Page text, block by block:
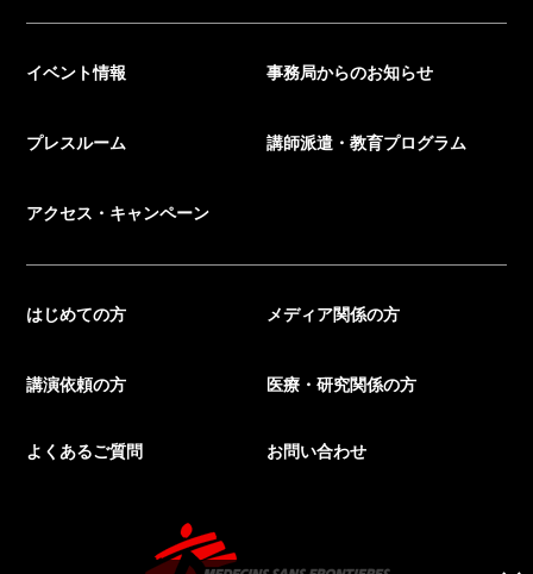
イベント情報 事務局からのお知らせ
プレスルーム 講師派遣・教育プログラム
アクセス・キャンペーン
はじめての方 メディア関係の方
講演依頼の方 医療・研究関係の方
よくあるご質問 お問い合わせ